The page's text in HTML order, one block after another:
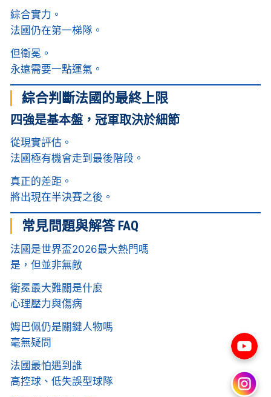
綜合實力。
法國仍在第一梯隊。
但衛冕。
永遠需要一點運氣。
綜合判斷法國的最終上限
四強是基本盤，冠軍取決於細節
從現實評估。
法國極有機會走到最後階段。
真正的差距。
將出現在半決賽之後。
常見問題與解答 FAQ
法國是世界盃2026最大熱門嗎
是，但並非無敵
衛冕最大難關是什麼
心理壓力與傷病
姆巴佩仍是關鍵人物嗎
毫無疑問
法國最怕遇到誰
高控球、低失誤型球隊